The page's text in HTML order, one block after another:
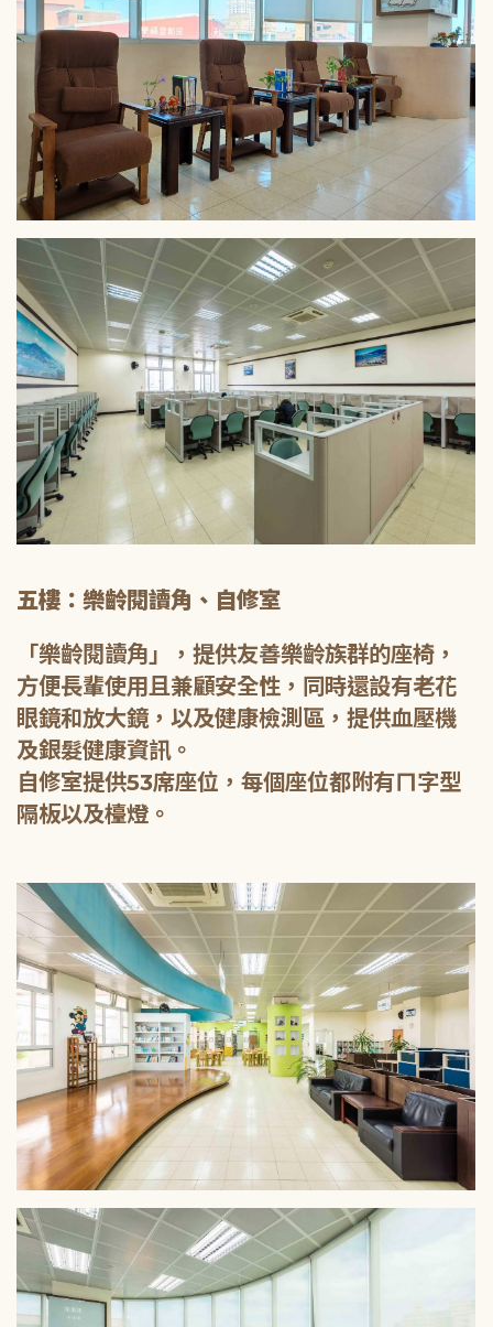
五樓：樂齡閱讀角、自修室
「樂齡閱讀角」，提供友善樂齡族群的座椅，
方便長輩使用且兼顧安全性，同時還設有老花
眼鏡和放大鏡，以及健康檢測區，提供血壓機
及銀髮健康資訊。
自修室提供53席座位，每個座位都附有ㄇ字型